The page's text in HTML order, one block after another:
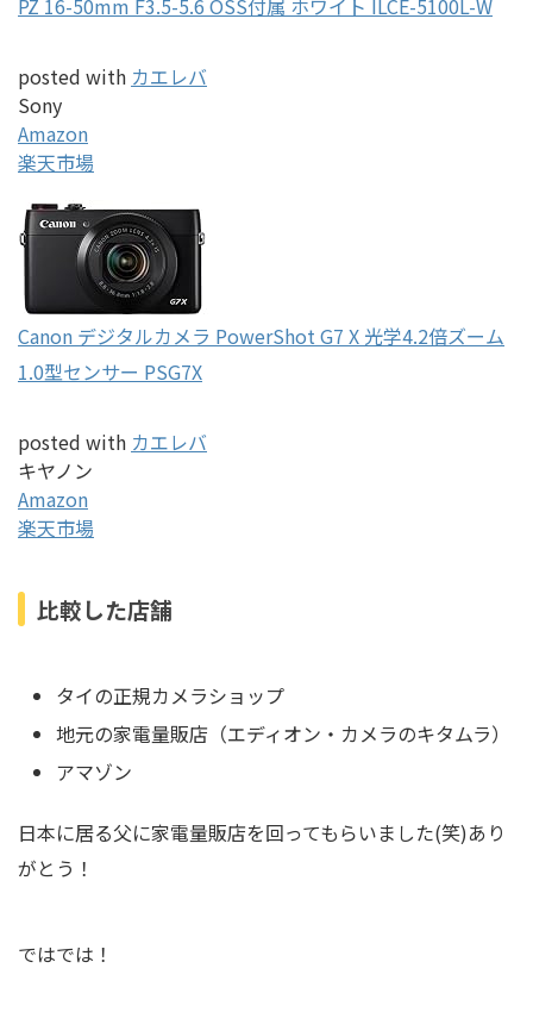
PZ 16-50mm F3.5-5.6 OSS付属 ホワイト ILCE-5100L-W
posted with カエレバ
Sony
Amazon
楽天市場
Canon デジタルカメラ PowerShot G7 X 光学4.2倍ズーム
1.0型センサー PSG7X
posted with カエレバ
キヤノン
Amazon
楽天市場
比較した店舗
タイの正規カメラショップ
地元の家電量販店（エディオン・カメラのキタムラ）
アマゾン
日本に居る父に家電量販店を回ってもらいました(笑)あり
がとう！
ではでは！